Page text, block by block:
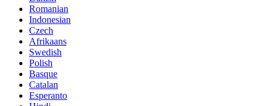
Romanian
Indonesian
Czech
Afrikaans
Swedish
Polish
Basque
Catalan
Esperanto